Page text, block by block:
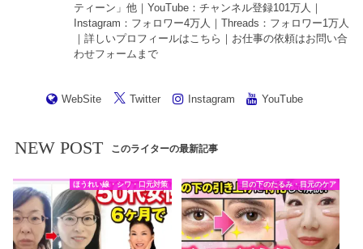
ティーン」他｜YouTube ：チャンネル登録101万人｜
Instagram ：フォロワー4万人｜Threads ：フォロワー1万人
｜詳しいプロフィールは こちら ｜お仕事の依頼はお問い合
わせフォーム まで
WebSite Twitter Instagram YouTube
NEW POST このライターの最新記事
ほうれい線・シワ・口元対策 目の下のたるみ・目元のケア